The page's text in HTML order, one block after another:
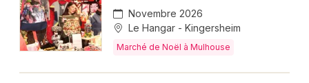
Novembre 2026
Le Hangar - Kingersheim
Marché de Noël à Mulhouse